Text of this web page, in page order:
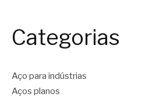
Categorias
Aço para indústrias
Aços planos